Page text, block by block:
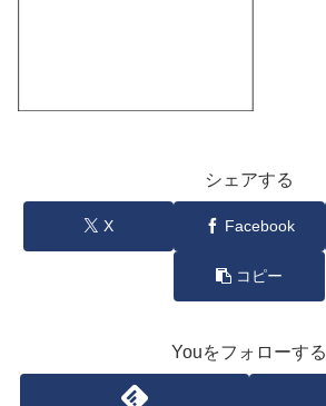
シェアする
X Facebook
コピー
Youをフォローする